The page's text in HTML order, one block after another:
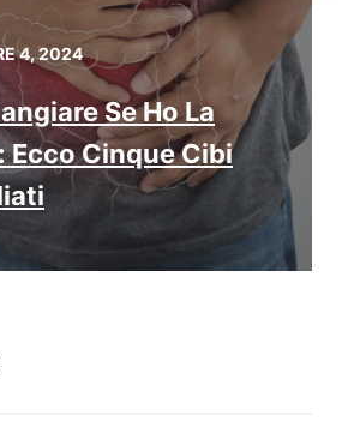
4, 2024
Se Ho La
Ecco Cinque Cibi